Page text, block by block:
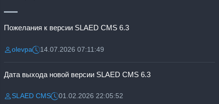
Пожелания к версии SLAED CMS 6.3
Разместил:
olevpaДата:14.07.2026 07:11:49
Дата выхода новой версии SLAED CMS 6.3
Разместил:
SLAED CMSДата:01.02.2026 22:05:52